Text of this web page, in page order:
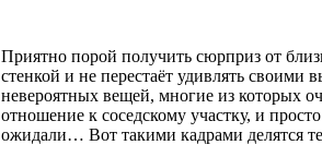
Приятно порой получить сюрприз от
стенкой и не перестаёт удивлять
невероятных вещей, многие из которых
отношение к соседскому участку, и
ожидали… Вот такими кадрами делятся